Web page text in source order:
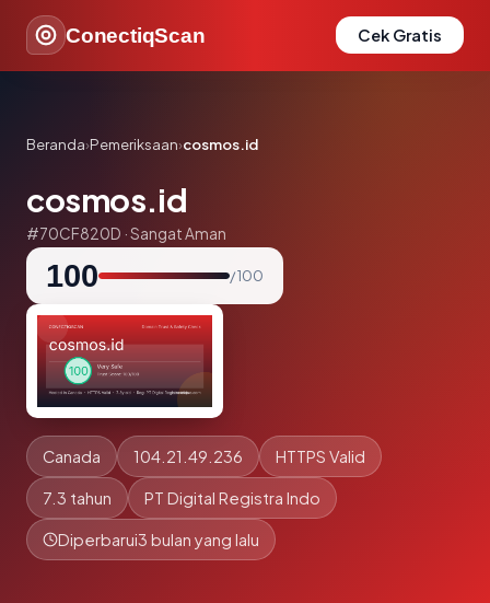
ConectiqScan Cek Gratis
Beranda›Pemeriksaan›cosmos.id
cosmos.id
#70CF820D · Sangat Aman
100 / 100
Canada 104.21.49.236 HTTPS Valid
7.3 tahun PT Digital Registra Indo
Diperbarui3 bulan yang lalu